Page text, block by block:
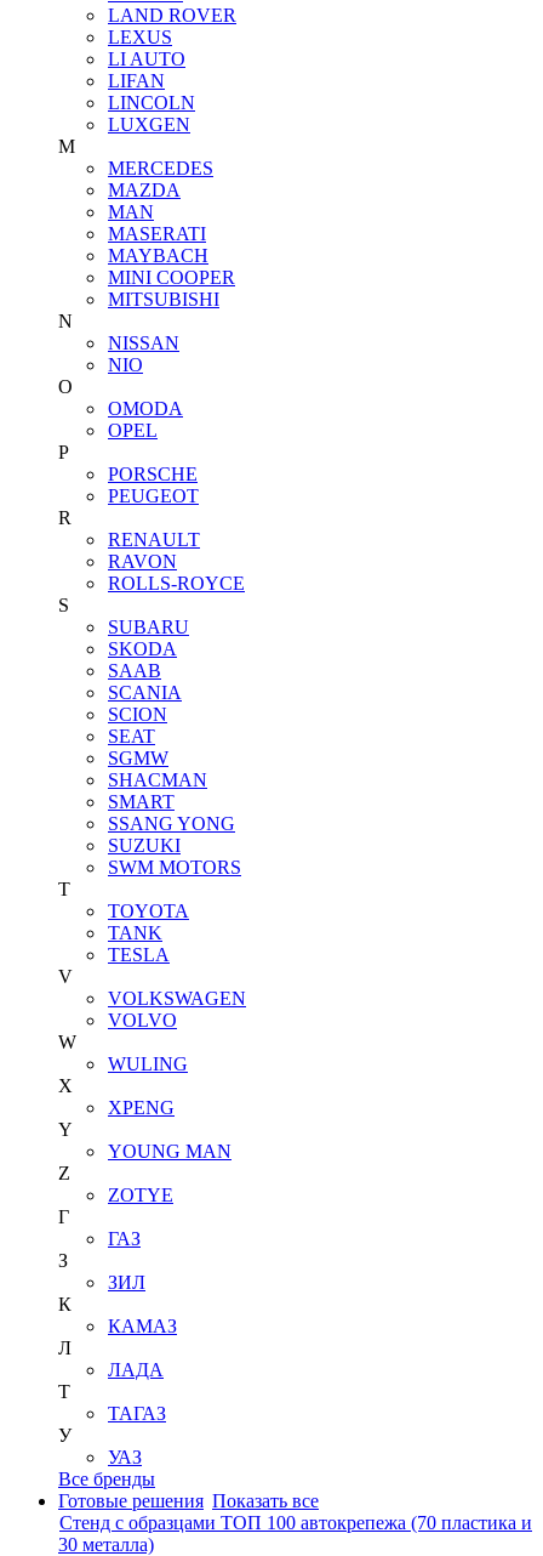
LAND ROVER
LEXUS
LI AUTO
LIFAN
LINCOLN
LUXGEN
M
MERCEDES
MAZDA
MAN
MASERATI
MAYBACH
MINI COOPER
MITSUBISHI
N
NISSAN
NIO
O
OMODA
OPEL
P
PORSCHE
PEUGEOT
R
RENAULT
RAVON
ROLLS-ROYCE
S
SUBARU
SKODA
SAAB
SCANIA
SCION
SEAT
SGMW
SHACMAN
SMART
SSANG YONG
SUZUKI
SWM MOTORS
T
TOYOTA
TANK
TESLA
V
VOLKSWAGEN
VOLVO
W
WULING
X
XPENG
Y
YOUNG MAN
Z
ZOTYE
Г
ГАЗ
З
ЗИЛ
К
КАМАЗ
Л
ЛАДА
Т
ТАГАЗ
У
УАЗ
Все бренды
Готовые решения Показать все
Стенд с образцами ТОП 100 автокрепежа (70 пластика и
30 металла)